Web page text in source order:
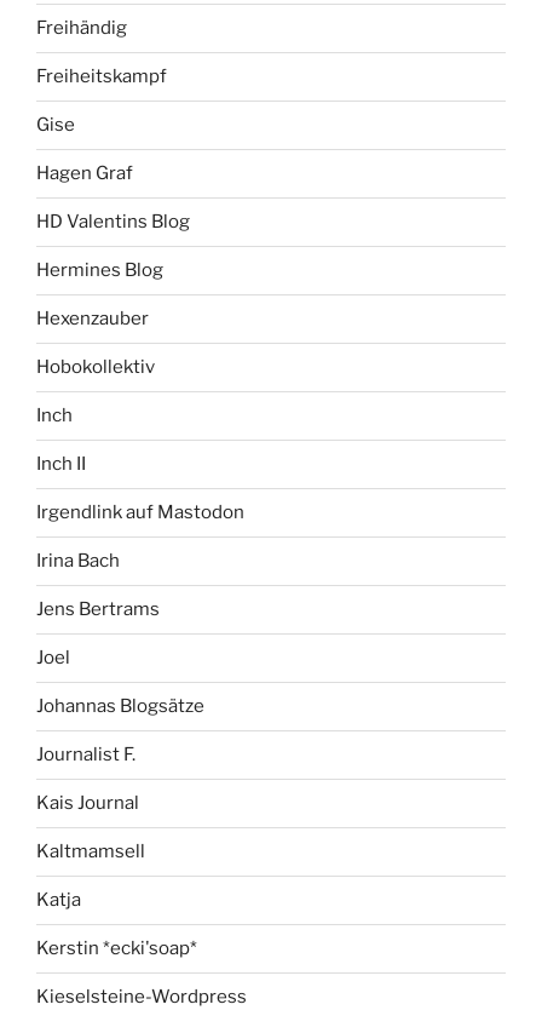
Freihändig
Freiheitskampf
Gise
Hagen Graf
HD Valentins Blog
Hermines Blog
Hexenzauber
Hobokollektiv
Inch
Inch II
Irgendlink auf Mastodon
Irina Bach
Jens Bertrams
Joel
Johannas Blogsätze
Journalist F.
Kais Journal
Kaltmamsell
Katja
Kerstin *ecki'soap*
Kieselsteine-Wordpress